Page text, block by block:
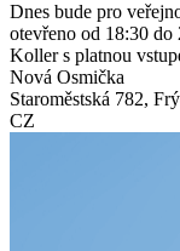
Dnes bude pro
otevřeno od 18:30
Koller s platnou
Nová Osmička
Staroměstská 782,
CZ